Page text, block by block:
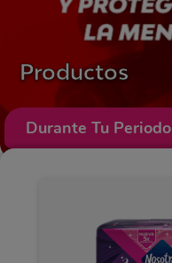
Productos
Durante Tu Periodo